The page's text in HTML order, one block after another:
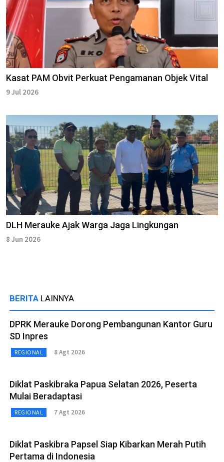
Kasat PAM Obvit Perkuat Pengamanan Objek Vital
9 Jul 2026
DLH Merauke Ajak Warga Jaga Lingkungan
8 Jun 2026
BERITA LAINNYA
DPRK Merauke Dorong Pembangunan Kantor Guru
SD Inpres
REGIONAL 8 Agt 2026
Diklat Paskibraka Papua Selatan 2026, Peserta
Mulai Beradaptasi
REGIONAL 7 Agt 2026
Diklat Paskibra Papsel Siap Kibarkan Merah Putih
Pertama di Indonesia